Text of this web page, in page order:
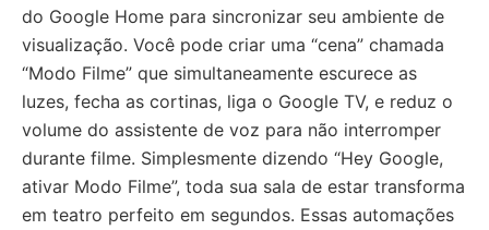
do Google Home para sincronizar seu ambiente de
visualização. Você pode criar uma “cena” chamada
“Modo Filme” que simultaneamente escurece as
luzes, fecha as cortinas, liga o Google TV, e reduz o
volume do assistente de voz para não interromper
durante filme. Simplesmente dizendo “Hey Google,
ativar Modo Filme”, toda sua sala de estar transforma
em teatro perfeito em segundos. Essas automações